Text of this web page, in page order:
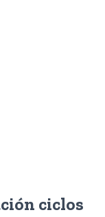
ciclos